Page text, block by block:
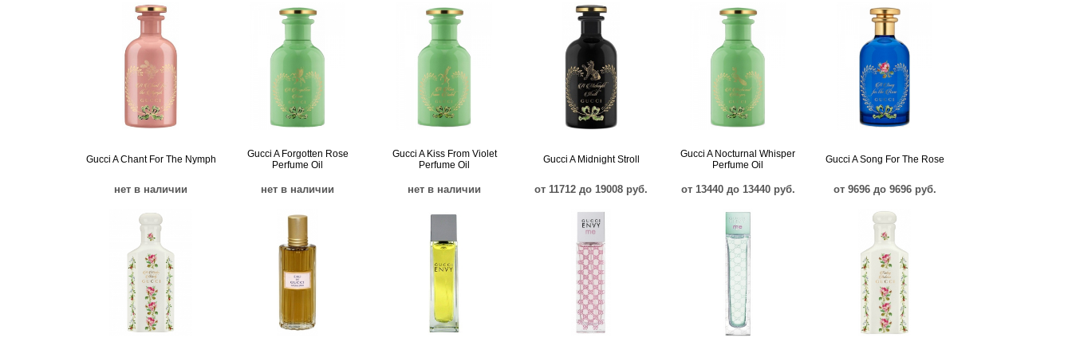
Gucci A Chant For The Nymph
нет в наличии
Gucci A Forgotten Rose
Perfume Oil
нет в наличии
Gucci A Kiss From Violet
Perfume Oil
нет в наличии
Gucci A Midnight Stroll
от 11712 до 19008 руб.
Gucci A Nocturnal Whisper
Perfume Oil
от 13440 до 13440 руб.
Gucci A Song For The Rose
от 9696 до 9696 руб.